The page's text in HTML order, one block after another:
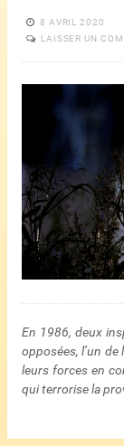
8 AVRIL 2020
LAISSER UN
En 1986, deux
opposées, l’un
leurs forces en
qui terrorise la